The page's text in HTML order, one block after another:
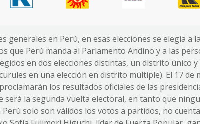
generales en Perú, en esas elecciones se elegía a
que Perú manda al Parlamento Andino y a las
en dos elecciones distintas, un distrito único
en una elección en distrito múltiple). El 17 de
los resultados oficiales de las
será la segunda vuelta electoral, en tanto que
Perú solo son válidos los votos a partidos, no